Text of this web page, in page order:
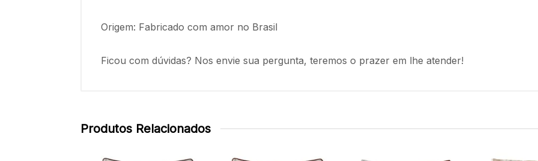
Origem: Fabricado com amor no Brasil
Ficou com dúvidas? Nos envie sua pergunta, teremos o prazer em lhe atender!
Produtos Relacionados